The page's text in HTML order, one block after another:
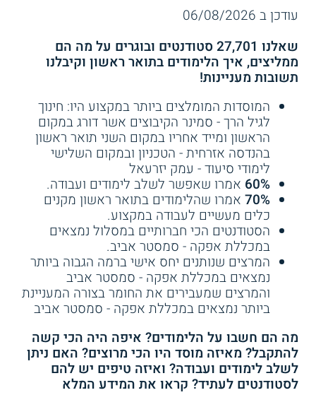
שירות אישי חינם
(3)
4.3
מכללת אפקה - תואר ראשון
שירות אישי חינם
(28)
3.8
תואר ראשון - המכללה
האקדמית נתניה
שירות אישי חינם
2.0
האקדמית רמת גן - תואר ראשון
(5)
4.4
SCE - תואר ראשון
עודכן ב 06/08/2026
שאלנו 27,701 סטודנטים ובוגרים על מה הם
ממליצים, איך הלימודים בתואר ראשון וקיבלנו
תשובות מעניינות!
המוסדות המומלצים ביותר במקצוע היו: חינוך
לגיל הרך - סמינר הקיבוצים אשר דורג במקום
הראשון ומייד אחריו במקום השני תואר ראשון
בהנדסה אזרחית - הטכניון ובמקום השלישי
לימודי סיעוד - עמק יזרעאל
60% אמרו שאפשר לשלב לימודים ועבודה.
70% אמרו שהלימודים בתואר ראשון מקנים
כלים מעשיים לעבודה במקצוע.
הסטודנטים הכי חברותיים במסלול נמצאים
במכללת אפקה - סמסטר אביב.
המרצים שנותנים יחס אישי ברמה הגבוה ביותר
נמצאים במכללת אפקה - סמסטר אביב
והמרצים שמעבירים את החומר בצורה המעניינת
ביותר נמצאים במכללת אפקה - סמסטר אביב
מה הם חשבו על הלימודים? איפה היה הכי קשה
להתקבל? מאיזה מוסד היו הכי מרוצים? האם ניתן
לשלב לימודים ועבודה? ואיזה טיפים יש להם
לסטודנטים לעתיד? קראו את המידע המלא